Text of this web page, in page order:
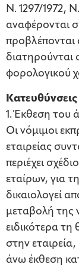
Ν. 1297/1972,
αναφέρονται
προβλέπονται
διατηρούνται
φορολογικού
Κατευθύνσεις
1. Έκθεση του
Οι νόμιμοι
εταιρείας
περιέχει
εταίρων, για
δικαιολογεί
μεταβολή της
ειδικότερα
στην
άνω έκθεση